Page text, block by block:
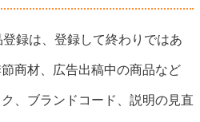
録は、登録して終わりではあ
商材、広告出稿中の商品など
、ブランドコード、説明の見直